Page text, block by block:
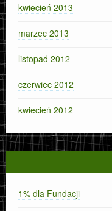
kwiecień 2013
marzec 2013
listopad 2012
czerwiec 2012
kwiecień 2012
1% dla Fundacji